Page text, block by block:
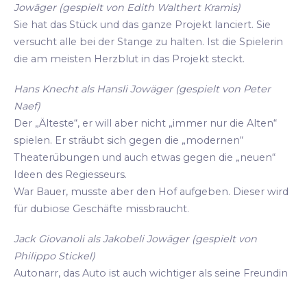
Jowäger (gespielt von Edith Walthert Kramis)
Sie hat das Stück und das ganze Projekt lanciert. Sie
versucht alle bei der Stange zu halten. Ist die Spielerin
die am meisten Herzblut in das Projekt steckt.
Hans Knecht als Hansli Jowäger (gespielt von Peter
Naef)
Der „Älteste“, er will aber nicht „immer nur die Alten“
spielen. Er sträubt sich gegen die „modernen“
Theaterübungen und auch etwas gegen die „neuen“
Ideen des Regiesseurs.
War Bauer, musste aber den Hof aufgeben. Dieser wird
für dubiose Geschäfte missbraucht.
Jack Giovanoli als Jakobeli Jowäger (gespielt von
Philippo Stickel)
Autonarr, das Auto ist auch wichtiger als seine Freundin